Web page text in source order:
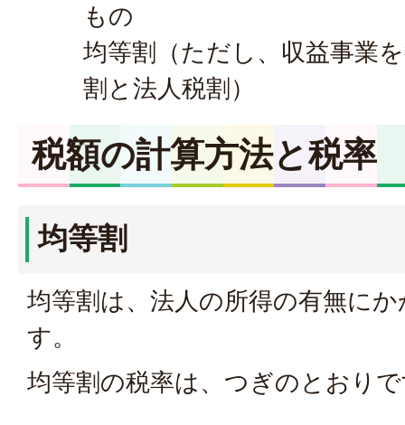
もの
均等割（ただし、収益事業
割と法人税割）
税額の計算方法と税率
均等割
均等割は、法人の所得の有無に
す。
均等割の税率は、つぎのとおり